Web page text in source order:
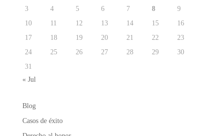
3
4 5 6 7 8
9
10
11 12 13 14 15
16
17
18 19 20 21 22
23
24
25 26 27 28 29
30
31
« Jul
Blog
Casos de éxito